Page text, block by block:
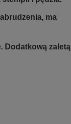
ma
Dodatkową zaletą